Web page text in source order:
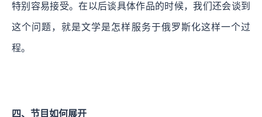
特别容易接受。在以后谈具体作品的时候，我们还会谈到
这个问题，就是文学是怎样服务于俄罗斯化这样一个过
程。
四、节目如何展开